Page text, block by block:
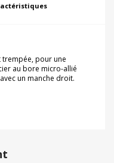
trempée, pour une
au bore micro-allié
un manche droit.